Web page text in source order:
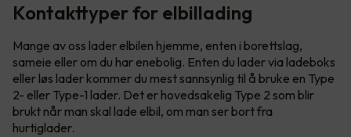
Kontakttyper for elbillading
Mange av oss lader elbilen hjemme, enten i borettslag,
sameie eller om du har enebolig. Enten du lader via ladeboks
eller løs lader kommer du mest sannsynlig til å bruke en Type
2- eller Type-1 lader. Det er hovedsakelig Type 2 som blir
brukt når man skal lade elbil, om man ser bort fra
hurtiglader.